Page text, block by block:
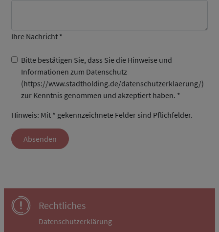
Ihre Nachricht *
Bitte bestätigen Sie, dass Sie die Hinweise und
Informationen zum Datenschutz
(https://www.stadtholding.de/datenschutzerklaerung/)
zur Kenntnis genommen und akzeptiert haben. *
Hinweis: Mit * gekennzeichnete Felder sind Pflichfelder.
Absenden
Rechtliches
Datenschutzerklärung